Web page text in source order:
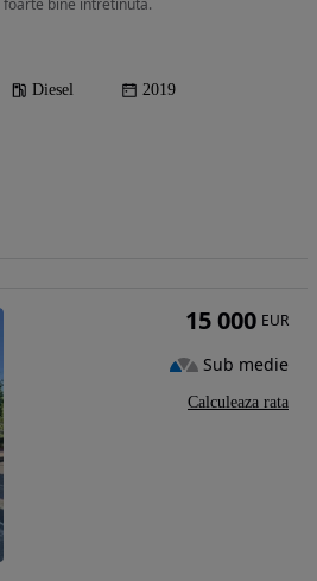
foarte bine intretinuta.
Diesel 2019
15 000 EUR
Sub medie
Calculeaza rata